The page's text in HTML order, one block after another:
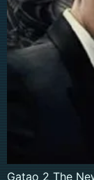
Gatao 2 The